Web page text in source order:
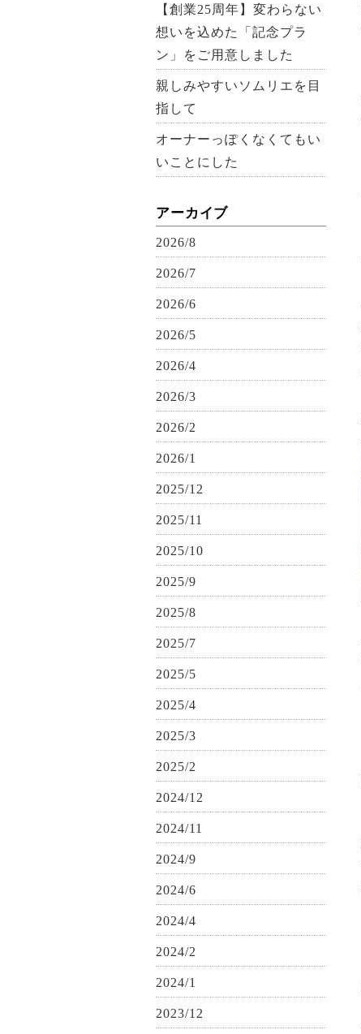
【創業25周年】変わらない
想いを込めた「記念プラ
ン」をご用意しました
親しみやすいソムリエを目
指して
オーナーっぽくなくてもい
いことにした
アーカイブ
2026/8
2026/7
2026/6
2026/5
2026/4
2026/3
2026/2
2026/1
2025/12
2025/11
2025/10
2025/9
2025/8
2025/7
2025/5
2025/4
2025/3
2025/2
2024/12
2024/11
2024/9
2024/6
2024/4
2024/2
2024/1
2023/12